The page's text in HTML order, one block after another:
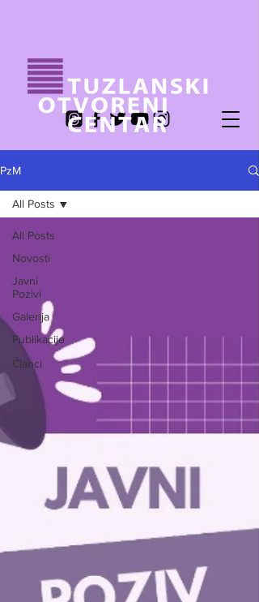
PzM
All Posts
Novosti
Javni
Pozivi
Galerija
Publikacije
Članci
All Posts